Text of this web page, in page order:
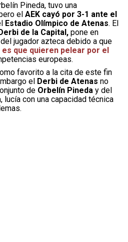
Pineda, tuvo una
el AEK cayó por 3-1 ante el
Estadio Olímpico de Atenas. El
de la Capital, pone en
jugador azteca debido a que
que quieren pelear por el
europeas.
favorito a la cita de este fin
el Derbi de Atenas no
de Orbelín Pineda y del
, lucía con una capacidad técnica